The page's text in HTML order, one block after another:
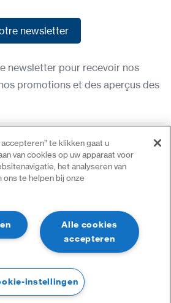
newsletter
newsletter pour recevoir nos
promotions et des aperçus des
| CDVI
te klikken gaat u
van cookies op uw apparaat voor
het analyseren van
te helpen bij onze
Alle cookies
accepteren
instellingen